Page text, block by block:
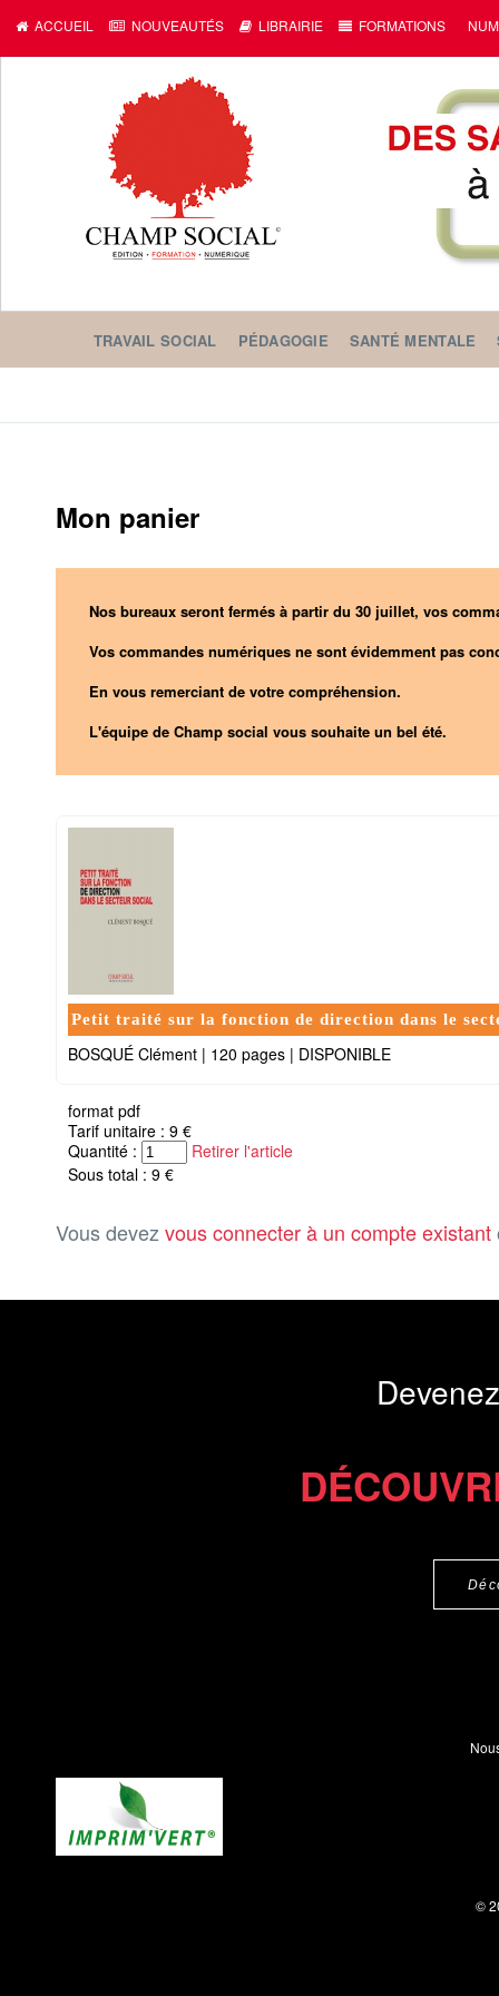
ACCUEIL NOUVEAUTÉS LIBRAIRIE FORMATIONS
TRAVAIL SOCIAL PÉDAGOGIE SANTÉ MENTALE
Mon panier
Nos bureaux seront fermés à partir du 30 juillet, vos
Vos commandes numériques ne sont évidemment pas
En vous remerciant de votre compréhension.
L'équipe de Champ social vous souhaite un bel été.
Petit traité sur la fonction de direction dans le
BOSQUÉ Clément | 120 pages | DISPONIBLE
format pdf
Tarif unitaire : 9 €
Quantité :
Retirer l'article
Sous total : 9 €
Vous devez vous connecter à un compte existant
©